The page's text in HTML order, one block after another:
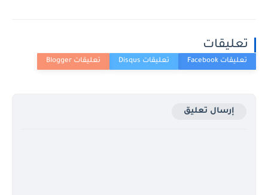
تعليقات
إرسال تعليق